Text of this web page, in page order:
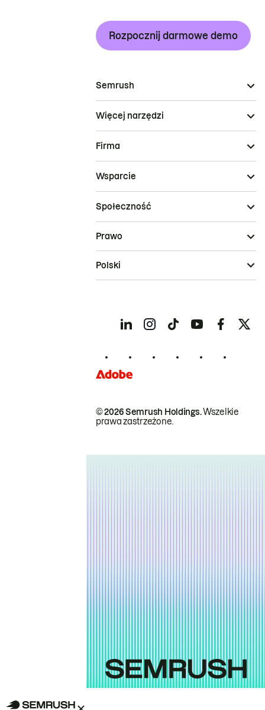
Rozpocznij darmowe demo
Semrush
Więcej narzędzi
Firma
Wsparcie
Społeczność
© 2026 Semrush Holdings.Wszelkie
prawa zastrzeżone.
Prawo
Polski